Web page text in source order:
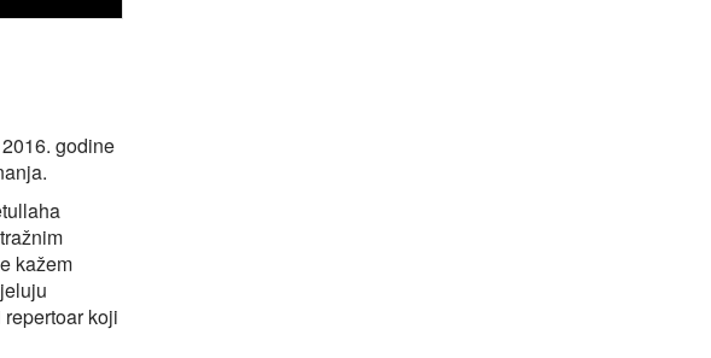
godine
kažem
koji